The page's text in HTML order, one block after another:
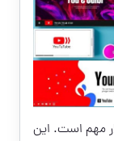
مهم است. این